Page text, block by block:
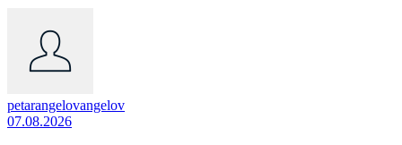
petarangelovangelov
07.08.2026